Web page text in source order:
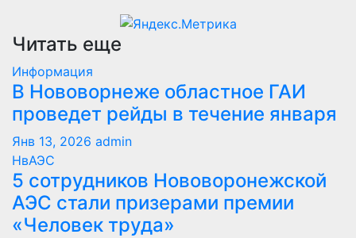
Читать еще
Информация
В Нововорнеже областное ГАИ
проведет рейды в течение января
Янв 13, 2026 admin
НвАЭС
5 сотрудников Нововоронежской
АЭС стали призерами премии
«Человек труда»